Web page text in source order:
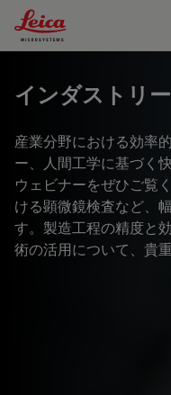
Leica Microsystems
インダストリー
産業分野における効率
ー、人間工学に基づく
ウェビナーをぜひご覧
ける顕微鏡検査など、
す。製造工程の精度と
術の活用について、貴